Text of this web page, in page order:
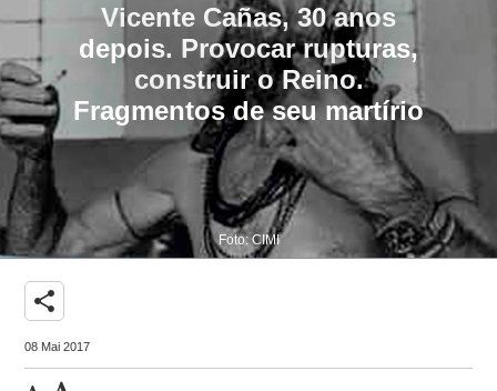
Vicente Cañas, 30 anos
depois. Provocar rupturas,
construir o Reino.
Fragmentos de seu martírio
Foto: CIMI
share
08 Mai 2017